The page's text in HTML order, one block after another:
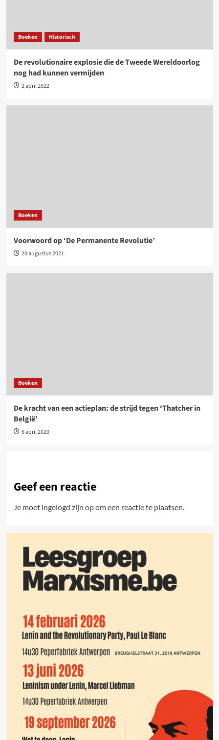
Boeken Historisch
De revolutionaire explosie die de Tweede Wereldoorlog
nog had kunnen vermijden
2 april 2022
Boeken
Voorwoord op ‘De Permanente Revolutie’
20 augustus 2021
Boeken
De kracht van een actieplan: de strijd tegen ‘Thatcher in
België’
6 april 2020
Geef een reactie
Je moet ingelogd zijn opom een reactie te plaatsen.